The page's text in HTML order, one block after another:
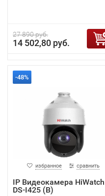
27 890 руб.
14 502,80 руб.
-48%
избранное сравнить
IP Видеокамера HiWatch
DS-I425 (B)